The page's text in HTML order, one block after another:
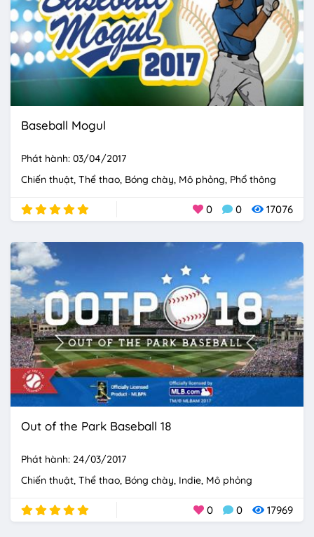
Baseball Mogul
Phát hành: 03/04/2017
Chiến thuật Thể thao Bóng chày Mô phỏng Phổ thông
0 0 17076
Out of the Park Baseball 18
Phát hành: 24/03/2017
Chiến thuật Thể thao Bóng chày Indie Mô phỏng
0 0 17969